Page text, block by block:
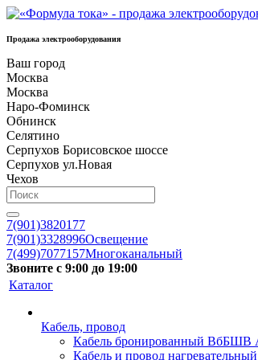
Продажа электрооборудования
Ваш город
Москва
Москва
Наро-Фоминск
Обнинск
Селятино
Серпухов Борисовское шоссе
Серпухов ул.Новая
Чехов
7(901)3820177
7(901)3328996Освещение
7(499)7077157Многоканальный
Звоните с 9:00 до 19:00
Каталог
Кабель, провод
Кабель бронированный
Кабель и провод нагревательный